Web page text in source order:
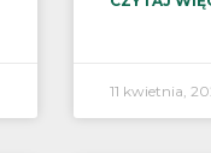
11 kwietnia,